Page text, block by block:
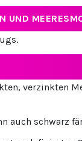
UND
verzinkten
auch